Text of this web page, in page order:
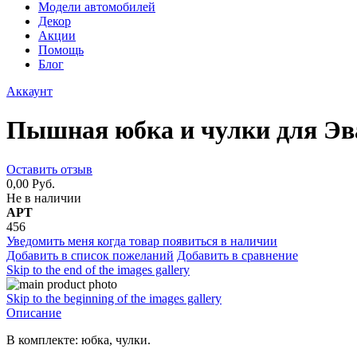
Модели автомобилей
Декор
Акции
Помощь
Блог
Аккаунт
Пышная юбка и чулки для
Оставить отзыв
0,00 Руб.
Не в наличии
АРТ
456
Уведомить меня когда товар появиться в наличии
Добавить в список пожеланий Добавить в сравнение
Skip to the end of the images gallery
Skip to the beginning of the images gallery
Описание
В комплекте: юбка, чулки.